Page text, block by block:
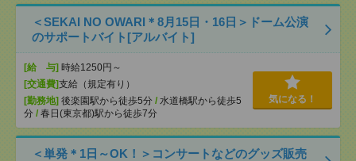
＜SEKAI NO OWARI＊8月15日・16日＞ドーム公演
のサポートバイト[アルバイト]
[給 与] 時給1250円～
[交通費]支給（規定有り）
[勤務地] 後楽園駅から徒歩5分 / 水道橋駅から徒歩5
分 / 春日(東京都)駅から徒歩7分
気になる！
＜単発＊1日～OK！＞コンサートなどのグッズ販売